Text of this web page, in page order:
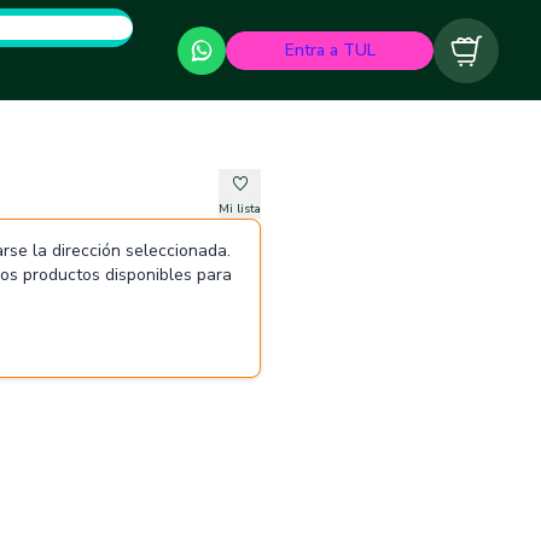
Entra a TUL Carrito
Mi lista
la dirección seleccionada.
productos disponibles para